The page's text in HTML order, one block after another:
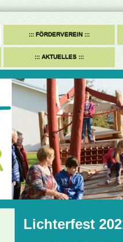
FÖRDERVEREIN
AKTUELLES
Lichterfest